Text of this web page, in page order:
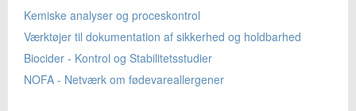
Kemiske analyser og proceskontrol
Værktøjer til dokumentation af sikkerhed og holdbarhed
Biocider - Kontrol og Stabilitetsstudier
NOFA - Netværk om fødevareallergener